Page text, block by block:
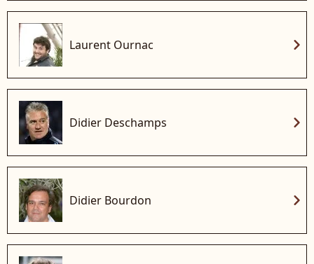
Laurent Ournac chevron_right
Didier Deschamps chevron_right
Didier Bourdon chevron_right